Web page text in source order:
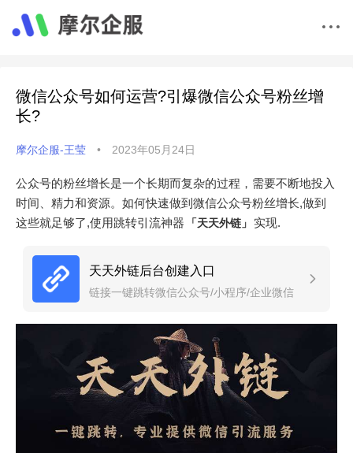
微信公众号如何运营?引爆微信公众号粉丝增
长?
摩尔企服-王莹 • 2023年05月24日
公众号的粉丝增长是一个长期而复杂的过程，需要不断地投入
时间、精力和资源。如何快速做到微信公众号粉丝增长,做到
这些就足够了,使用跳转引流神器
「天天外链」 实现.
天天外链后台创建入口
链接一键跳转微信公众号/小程序/企业微信